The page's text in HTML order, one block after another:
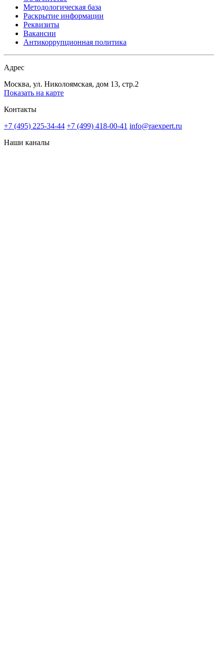
Методологическая база
Раскрытие информации
Реквизиты
Вакансии
Антикоррупционная политика
Адрес
Москва, ул. Николоямская, дом 13, стр.2
Показать на карте
Контакты
+7 (495) 225-34-44 +7 (499) 418-00-41 info@raexpert.ru
Наши каналы